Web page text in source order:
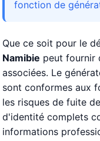
fonction de
Que ce soit pour le
Namibie peut fournir
associées. Le
sont conformes aux
les risques de fuite
d'identité complets
informations